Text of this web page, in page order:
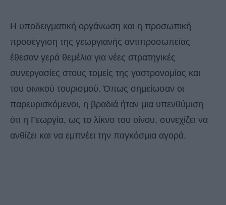
Η υποδειγματική οργάνωση και η προσωπική
προσέγγιση της γεωργιανής αντιπροσωπείας
έθεσαν γερά θεμέλια για νέες στρατηγικές
συνεργασίες στους τομείς της γαστρονομίας και
του οινικού τουρισμού. Όπως σημείωσαν οι
παρευρισκόμενοι, η βραδιά ήταν μια υπενθύμιση
ότι η Γεωργία, ως το λίκνο του οίνου, συνεχίζει να
ανθίζει και να εμπνέει την παγκόσμια αγορά.